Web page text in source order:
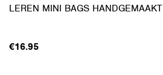
LEREN MINI BAGS HANDGEMAAKT
€16.95